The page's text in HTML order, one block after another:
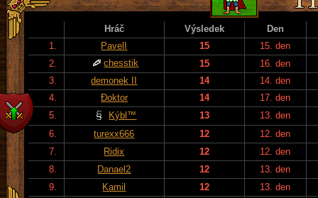
Hráč Výsledek
Den
1.
PavelI 15
15. den
2.
chesstik 15
16. den
3.
demonek II 14
14. den
4.
Đoktor 14
17. den
5.
Kýbl™ 13
13. den
6.
turexx666 12
12. den
7.
Ridix 12
12. den
8.
Danael2 12
13. den
9.
Kamil 12
13. den